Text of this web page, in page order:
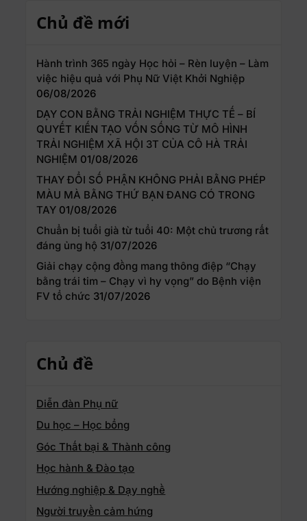
Chủ đề mới
Hành trình 365 ngày Học hỏi – Rèn luyện – Làm
việc hiệu quả với Phụ Nữ Việt Khởi Nghiệp
06/08/2026
DẠY CON BẰNG TRẢI NGHIỆM THỰC TẾ – BÍ
QUYẾT KIẾN TẠO VỐN SỐNG TỪ MÔ HÌNH
TRẢI NGHIỆM XÃ HỘI 3T CỦA CÔ HÀ TRẢI
NGHIỆM 01/08/2026
THAY ĐỔI SỐ PHẬN KHÔNG PHẢI BẰNG PHÉP
MÀU MÀ BẰNG THỨ BẠN ĐANG CÓ TRONG
TAY 01/08/2026
Chuẩn bị tuổi già từ tuổi 40: Một chủ trương rất
đáng ủng hộ 31/07/2026
Giải chạy cộng đồng mang thông điệp “Chạy
bằng trái tim – Chạy vì hy vọng” do Bệnh viện
FV tổ chức 31/07/2026
Chủ đề
Diễn đàn Phụ nữ
Du học – Học bổng
Góc Thất bại & Thành công
Học hành & Đào tạo
Hướng nghiệp & Dạy nghề
Người truyền cảm hứng